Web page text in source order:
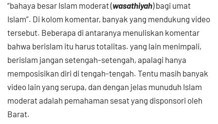
“bahaya besar Islam moderat (wasathiyah) bagi umat
Islam”. Di kolom komentar, banyak yang mendukung video
tersebut. Beberapa di antaranya menuliskan komentar
bahwa berislam itu harus totalitas. yang lain menimpali,
berislam jangan setengah-setengah, apalagi hanya
memposisikan diri di tengah-tengah. Tentu masih banyak
video lain yang serupa, dan dengan jelas munuduh Islam
moderat adalah pemahaman sesat yang disponsori oleh
Barat.